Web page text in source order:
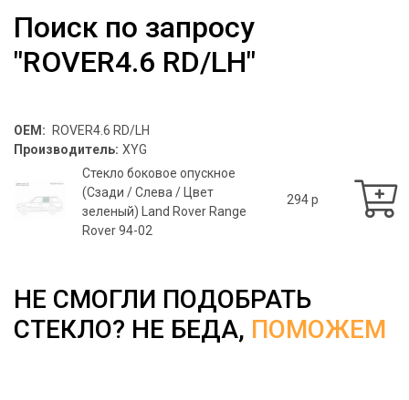
Поиск по запросу
"ROVER4.6 RD/LH"
OEM:
ROVER4.6 RD/LH
Производитель: XYG
Стекло боковое опускное
(Сзади / Слева / Цвет
зеленый) Land Rover Range
Rover 94-02
294 p
НЕ СМОГЛИ ПОДОБРАТЬ
СТЕКЛО? НЕ БЕДА, ПОМОЖЕМ